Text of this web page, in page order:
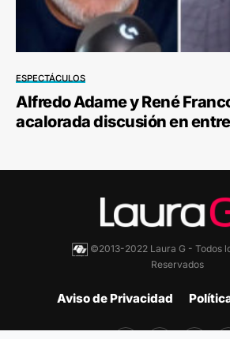
ESPECTÁCULOS
Alfredo Adame y René
acalorada discusión en
©2013-2022 Laura G - Todos
Reservados
Aviso de Privacidad